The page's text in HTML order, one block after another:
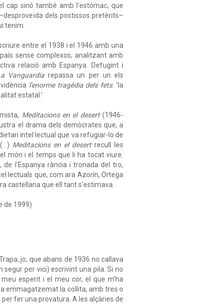
cap sinó també amb l'estómac, que
dels postissos pretèrits–
tenim.
entre el 1938 i el 1946 amb una
sense complexos, analitzant amb
relació amb Espanya. Defugint i
Vanguardiarepassa un per un els
l'enorme tragèdia dels fets: 'la
estatal.'
Meditacions en el desert(1946-
el drama dels demòcrates que, a
intel·lectual que va refugiar-lo de
Meditacions en el desertrecull les
món i el temps que li ha tocat viure.
l'Espanya rància i tronada del tro,
que, com ara Azorín, Ortega
castellana que ell tant s'estimava.
de 1999)
jo, que abans de 1936 no callava
per vici) escrivint una pila. Si no
esperit i el meu cor, el que m'ha
emmagatzemat la collita, amb tres o
fer una provatura. A les alçàries de